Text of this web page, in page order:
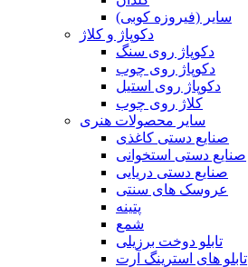
سایر (فیروزه کوبی)
دکوپاژ و کلاژ
دکوپاژ روی سنگ
دکوپاژ روی چوب
دکوپاژ روی استیل
کلاژ روی چوب
سایر محصولات هنری
صنایع دستی کاغذی
صنایع دستی استخوانی
صنایع دستی دریایی
عروسک های سنتی
پتینه
شمع
تابلو دوخت برزیلی
تابلو های استرینگ آرت